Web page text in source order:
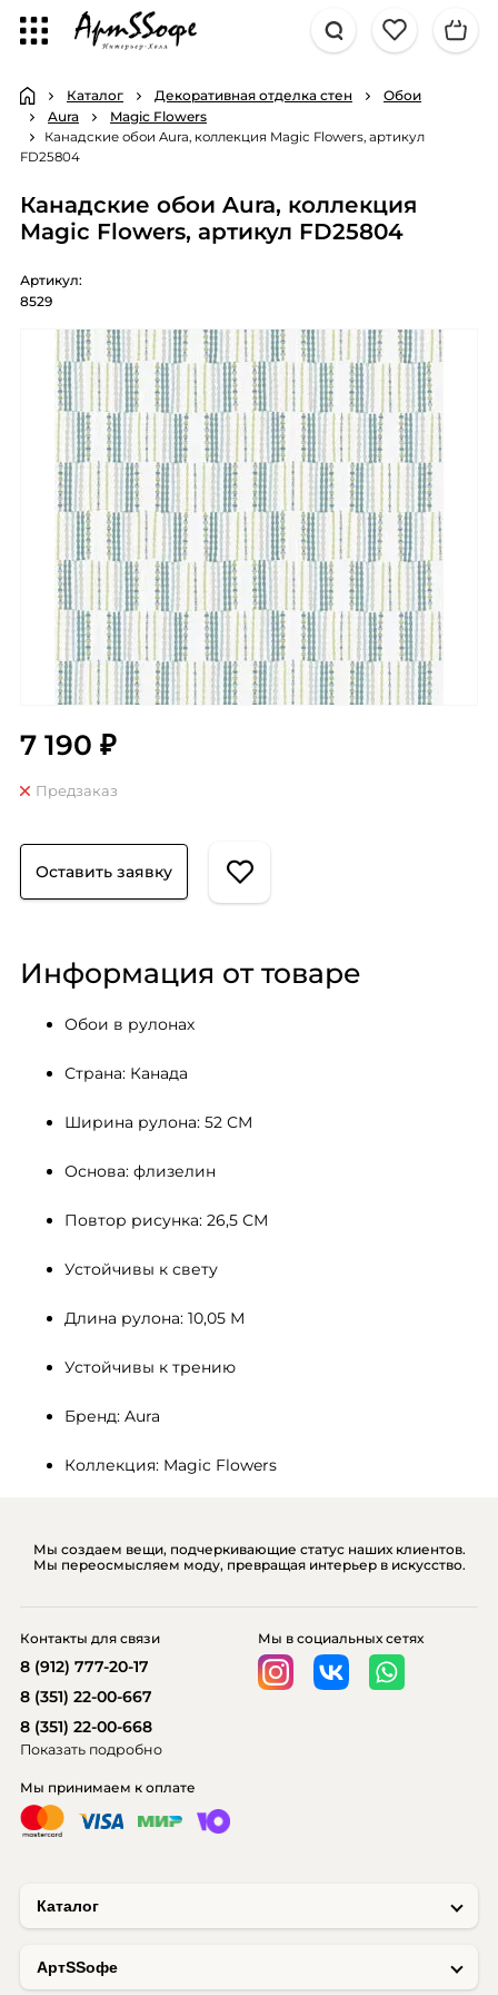
Каталог Декоративная отделка стен
Обои
Aura
Magic Flowers
Канадские обои Aura, коллекция Magic Flowers, артикул
FD25804
Канадские обои Aura, коллекция
Magic Flowers, артикул FD25804
Артикул:
8529
7 190 ₽
Предзаказ
Оставить заявку
Информация от товаре
Обои в рулонах
Страна: Канада
Ширина рулона: 52 СМ
Основа: флизелин
Повтор рисунка: 26,5 СМ
Устойчивы к свету
Длина рулона: 10,05 М
Устойчивы к трению
Бренд: Aura
Коллекция: Magic Flowers
Мы создаем вещи, подчеркивающие статус наших клиентов.
Мы переосмысляем моду, превращая интерьер в искусство.
Каталог
AртSSофе
Мы принимаем к оплате
Мы в социальных сетях
Контакты для связи
8 (912) 777-20-17
8 (351) 22-00-667
8 (351) 22-00-668
Показать подробно